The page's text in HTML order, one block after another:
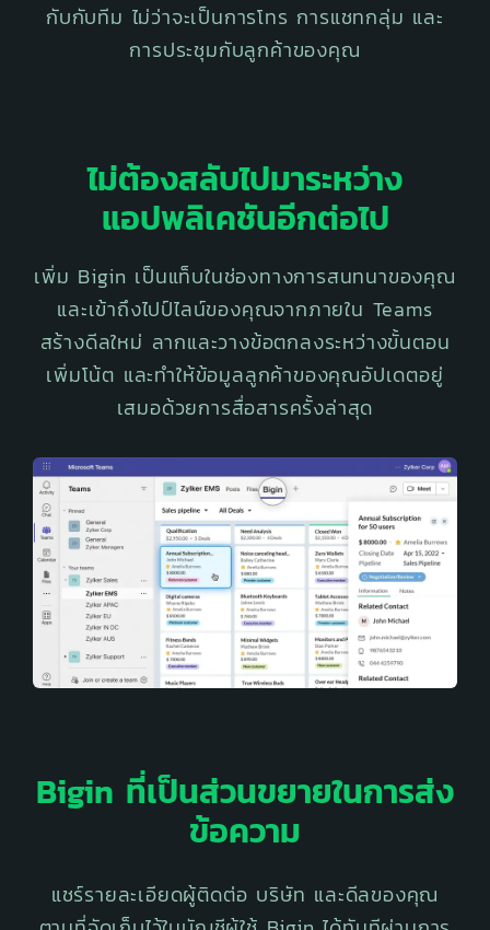
กับกับทีม ไม่ว่าจะเป็นการโทร การแชทกลุ่ม และ
การประชุมกับลูกค้าของคุณ
ไม่ต้องสลับไปมาระหว่าง
แอปพลิเคชันอีกต่อไป
เพิ่ม Bigin เป็นแท็บในช่องทางการสนทนาของคุณ
และเข้าถึงไปป์ไลน์ของคุณจากภายใน Teams
สร้างดีลใหม่ ลากและวางข้อตกลงระหว่างขั้นตอน
เพิ่มโน้ต และทำให้ข้อมูลลูกค้าของคุณอัปเดตอยู่
เสมอด้วยการสื่อสารครั้งล่าสุด
Bigin ที่เป็นส่วนขยายในการส่ง
ข้อความ
แชร์รายละเอียดผู้ติดต่อ บริษัท และดีลของคุณ